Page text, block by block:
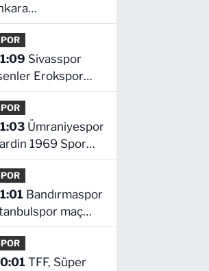
maçı
kanalda saat
Erokspor
hangi kanalda
kaçta
1969 Spor
hangi kanalda
kaçta!
maç
kanalda saat
TFF, Süper